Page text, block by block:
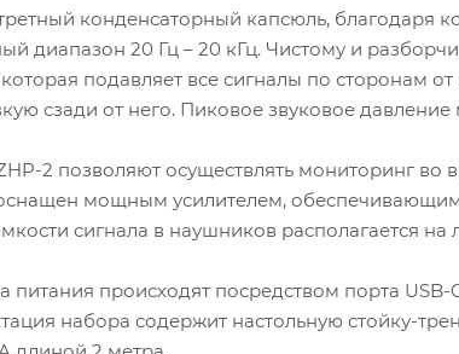
конденсаторный капсюль, благодаря
диапазон 20 Гц – 20 кГц. Чистому и
подавляет все сигналы по сторонам
сзади от него. Пиковое звуковое давление
2 позволяют осуществлять мониторинг во
мощным усилителем,
сигнала в наушников располагается на
происходят посредством порта
набора содержит настольную стойку-